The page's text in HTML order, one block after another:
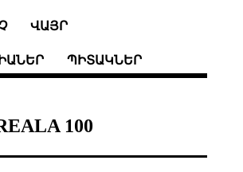
ՎԱՅՐ
ՊԻՏԱԿՆԵՐ
100